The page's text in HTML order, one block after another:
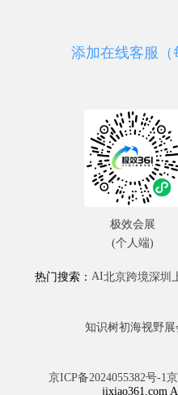
添加在线客服（
热门搜索： AI北京跨境深圳
知识树初海视野展
京ICP备2024055382号-1
jixiao361.com
极效会展
(个人端)